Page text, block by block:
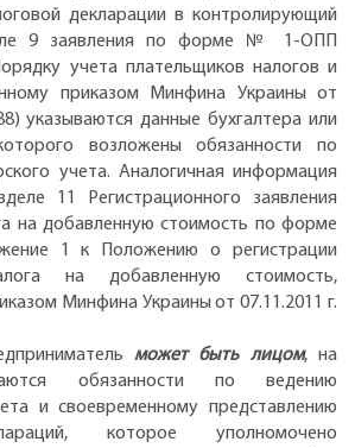
декларации в контролирующий
9 заявления по форме № 1-ОПП
учета плательщиков налогов и
приказом Минфина Украины от
указываются данные бухгалтера или
возложены обязанности по
учета. Аналогичная информация
11 Регистрационного заявления
на добавленную стоимость по форме
1 к Положению о регистрации
на добавленную стоимость,
Минфина Украины от 07.11.2011 г.
может быть лицом, на
обязанности по ведению
и своевременному представлению
которое уполномочено